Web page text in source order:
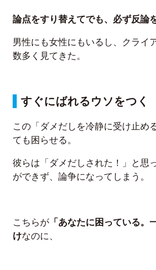
論点をすり替えてでも、必ず反論
男性にも女性にもいるし、クライ
数多く見てきた。
すぐにばれるウソをつく
この「ダメだしを冷静に受け止め
ても困らせる。
彼らは「ダメだしされた！」と思
ができず、論争になってしまう。
こちらが 「あなたに困っている
けなのに、